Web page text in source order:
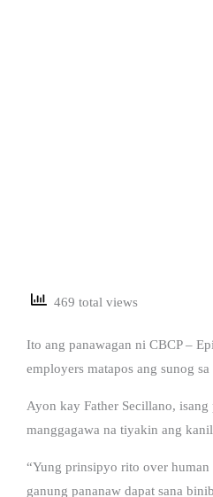
469 total views
Ito ang panawagan ni CBCP –
employers matapos ang sunog
Ayon kay Father Secillano,
manggagawa na tiyakin ang
“Yung prinsipyo rito over human
ganung pananaw dapat sana